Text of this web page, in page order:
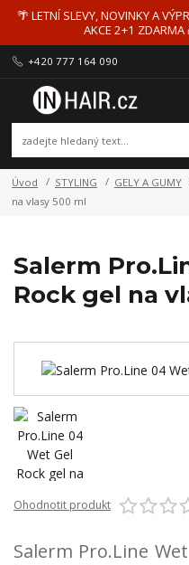
🌴 LETNÍ SLEVY, NOVINKY A
AKCE 2+1 ZDARMA
+420 777 164 090
Úvod STYLING GELY A GUMY
na vlasy 500 ml
Salerm
Rock gel na
Ohodnotit produkt
Salerm Pro.Line